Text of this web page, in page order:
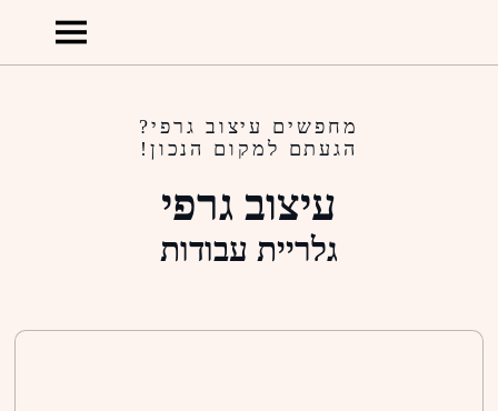
מחפשים עיצוב גרפי?
הגעתם למקום הנכון!
עיצוב גרפי
גלריית עבודות